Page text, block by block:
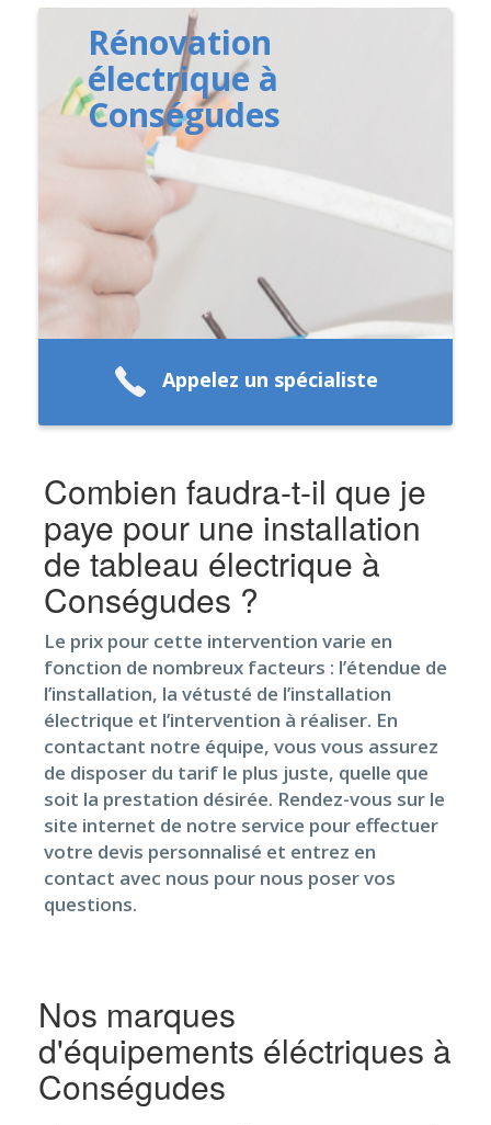
Rénovation
électrique à
Conségudes
Appelez un spécialiste
Combien faudra-t-il que je
paye pour une installation
de tableau électrique à
Conségudes ?
Le prix pour cette intervention varie en
fonction de nombreux facteurs : l’étendue de
l’installation, la vétusté de l’installation
électrique et l’intervention à réaliser. En
contactant notre équipe, vous vous assurez
de disposer du tarif le plus juste, quelle que
soit la prestation désirée. Rendez-vous sur le
site internet de notre service pour effectuer
votre devis personnalisé et entrez en
contact avec nous pour nous poser vos
questions.
Nos marques
d'équipements éléctriques à
Conségudes